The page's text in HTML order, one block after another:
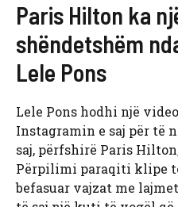
Paris Hilton ka
shëndetshëm
Lele Pons
Lele Pons hodhi një
Instagramin e saj për të
saj, përfshirë Paris
Përpilimi paraqiti klipe
befasuar vajzat me